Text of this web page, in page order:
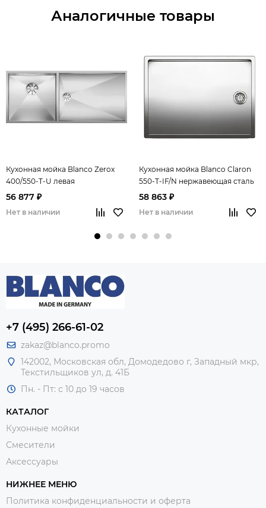
Аналогичные товары
Кухонная мойка Blanco Zerox
400/550-T-U левая
нержавеющая сталь зеркальная
56 877 ₽
Нет в наличии
Кухонная мойка Blanco Claron
550-T-IF/N нержавеющая сталь
зеркальная полировка
58 863 ₽
Нет в наличии
+7 (495) 266-61-02
zakaz@blanco.promo
142002, Московская обл, Домодедово г, Западный мкр,
Текстильщиков ул, д. 41Б
Пн. - Пт: с 10 до 19 часов
КАТАЛОГ
Кухонные мойки
Смесители
Аксессуары
НИЖНЕЕ МЕНЮ
Политика конфиденциальности и оферта